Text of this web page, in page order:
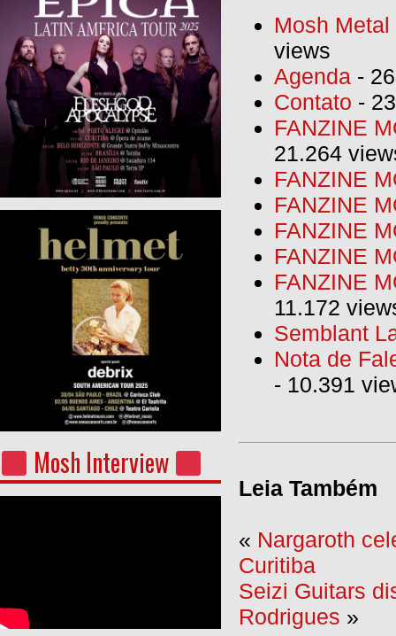
Mosh Interview
Mosh
views
Agenda -
Contato -
FANZINE
21.264
FANZINE
FANZINE
FANZINE
FANZINE
FANZINE
11.172
Semblant
Nota de
- 10.391
Leia Também
« Nargaroth
Curitiba
Seizi Guitars
Rodrigues »